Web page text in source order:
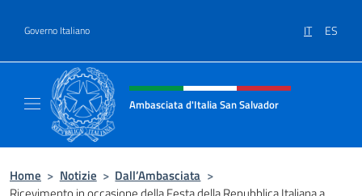
Governo Italiano IT ES
Intestazione sito, social e menù
Ambasciata d'Italia San Salvador
Home > Notizie > Dall’Ambasciata >